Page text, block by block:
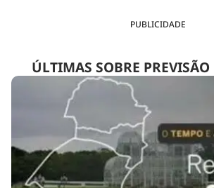
PUBLICIDADE
ÚLTIMAS SOBRE